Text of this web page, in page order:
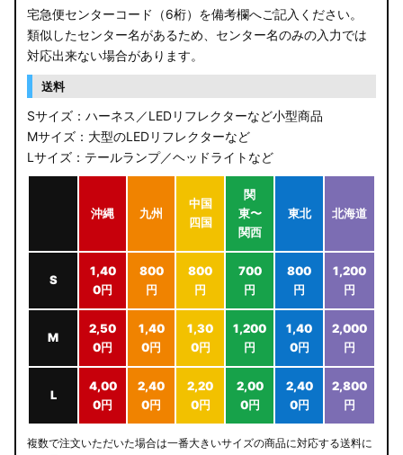
宅急便センターコード（6桁）を備考欄へご記入ください。
類似したセンター名があるため、センター名のみの入力では
対応出来ない場合があります。
送料
Sサイズ：ハーネス／LEDリフレクターなど小型商品
Mサイズ：大型のLEDリフレクターなど
Lサイズ：テールランプ／ヘッドライトなど
沖縄 九州
中国
四国
関
東〜
関西
東北 北海道
S
1,40
0円
800
円
800
円
700
円
800
円
1,200
円
M
2,50
0円
1,40
0円
1,30
0円
1,200
円
1,40
0円
2,000
円
L
4,00
0円
2,40
0円
2,20
0円
2,00
0円
2,40
0円
2,800
円
複数で注文いただいた場合は一番大きいサイズの商品に対応する送料に